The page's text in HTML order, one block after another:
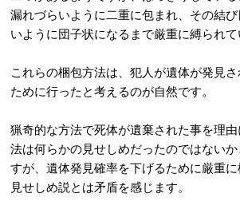
漏れづらいように二重に包まれ、その結
いように団子状になるまで厳重に縛られて
これらの梱包方法は、犯人が遺体が発見
ために行ったと考えるのが自然です。
猟奇的な方法で死体が遺棄された事を理
法は何らかの見せしめだったのではない
すが、遺体発見確率を下げるために厳重に
見せしめ説とは矛盾を感じます。